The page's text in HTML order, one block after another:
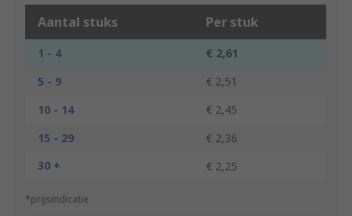
Aantal stuks Per stuk
1 - 4
€ 2,61
5 - 9
€ 2,51
10 - 14
€ 2,45
15 - 29
€ 2,36
30 +
€ 2,25
*prijsindicatie